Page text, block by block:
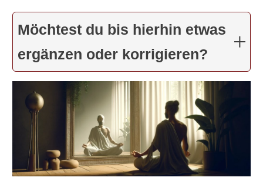
Möchtest du bis hierhin etwas
ergänzen oder korrigieren?